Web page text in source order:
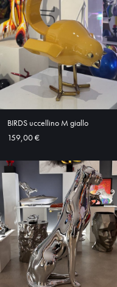
BIRDS uccellino M giallo
159,00 €